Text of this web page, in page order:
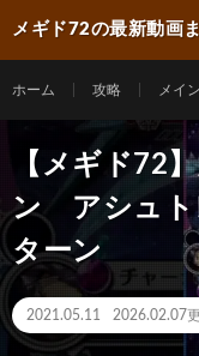
メギド72の最新動画
ホーム 攻略 メイ
【メギド72
ン アシュト
ターン
2021.05.11 2026.02.07